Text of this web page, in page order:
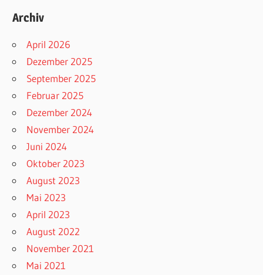
Archiv
April 2026
Dezember 2025
September 2025
Februar 2025
Dezember 2024
November 2024
Juni 2024
Oktober 2023
August 2023
Mai 2023
April 2023
August 2022
November 2021
Mai 2021